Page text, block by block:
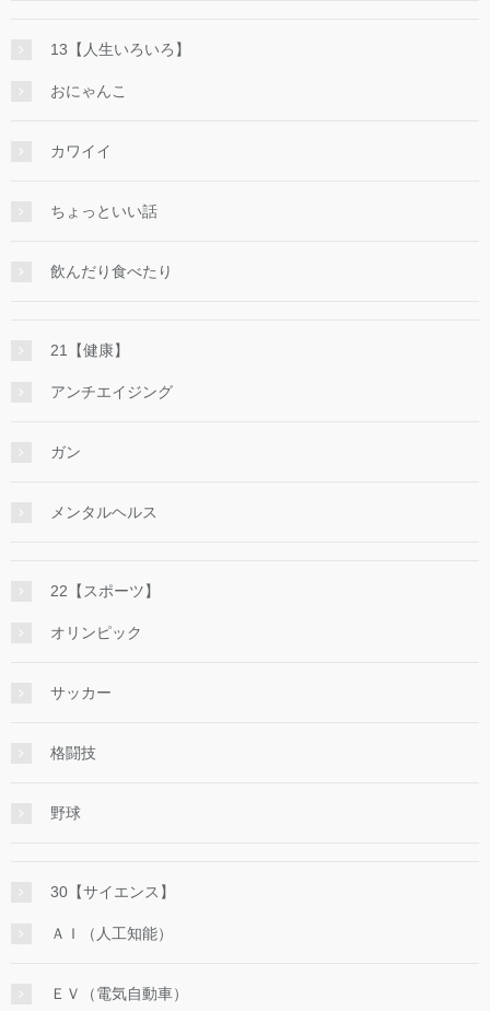
13【人生いろいろ】
おにゃんこ
カワイイ
ちょっといい話
飲んだり食べたり
21【健康】
アンチエイジング
ガン
メンタルヘルス
22【スポーツ】
オリンピック
サッカー
格闘技
野球
30【サイエンス】
ＡＩ（人工知能）
ＥＶ（電気自動車）